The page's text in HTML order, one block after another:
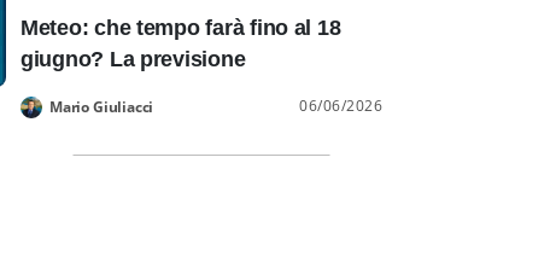
Meteo: che tempo farà fino al 18
giugno? La previsione
Mario Giuliacci 06/06/2026